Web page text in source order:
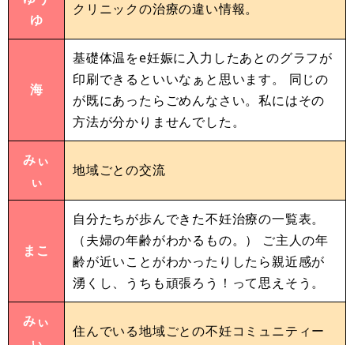
ゆ
クリニックの治療の違い情報。
海
基礎体温をe妊娠に入力したあとのグラフが
印刷できるといいなぁと思います。 同じの
が既にあったらごめんなさい。私にはその
方法が分かりませんでした。
みぃ
ぃ
地域ごとの交流
まこ
自分たちが歩んできた不妊治療の一覧表。
（夫婦の年齢がわかるもの。） ご主人の年
齢が近いことがわかったりしたら親近感が
湧くし、うちも頑張ろう！って思えそう。
みぃ
ぃ
住んでいる地域ごとの不妊コミュニティー